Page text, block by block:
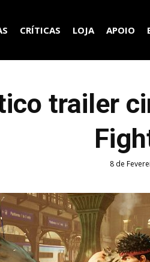
CRÍTICAS LOJA APOIO
trailer
8 de